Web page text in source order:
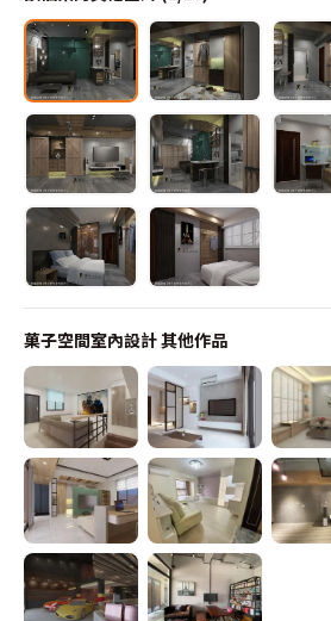
菓子空間室內設計其他作品